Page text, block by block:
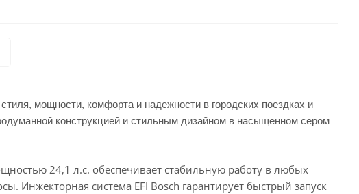
мощности, комфорта и надежности в городских поездках и
конструкцией и стильным дизайном в насыщенном сером
24,1 л.с. обеспечивает стабильную работу в любых
Инжекторная система ЕFI Воsсh гарантирует быстрый запуск